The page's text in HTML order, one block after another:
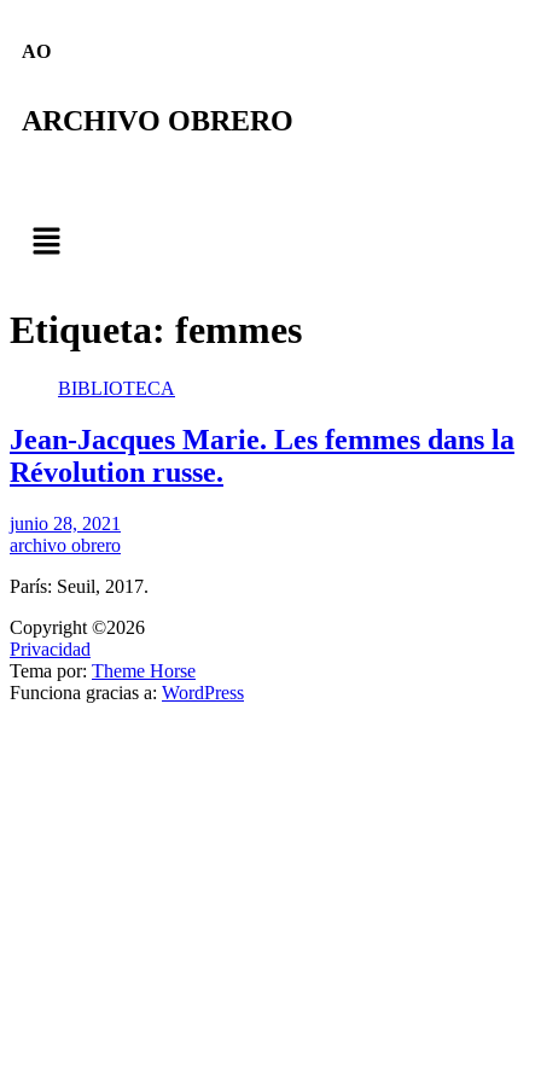
AO
ARCHIVO OBRERO
Etiqueta: femmes
BIBLIOTECA
Jean-Jacques Marie. Les femmes dans la
Révolution russe.
junio 28, 2021
archivo obrero
París: Seuil, 2017.
Copyright ©2026
Privacidad
Tema por: Theme Horse
Funciona gracias a: WordPress